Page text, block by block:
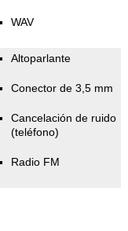
WAV
Altoparlante
Conector de 3,5 mm
Cancelación de ruido
(teléfono)
Radio FM